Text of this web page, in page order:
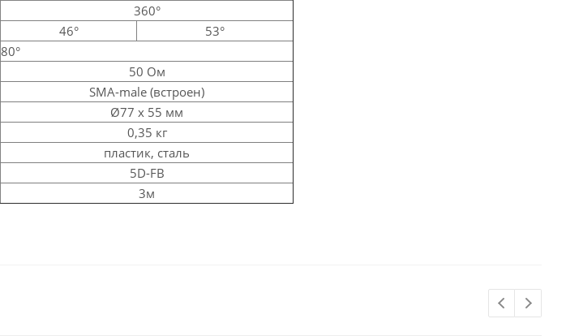
360°
46°
53°
80°
50 Ом
SMA-male (встроен)
Ø77 х 55 мм
0,35 кг
пластик, сталь
5D-FB
3м